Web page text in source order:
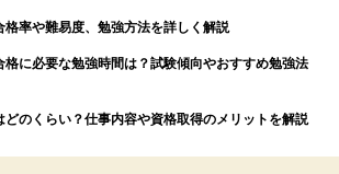
格率や難易度、勉強方法を詳しく解説
格に必要な勉強時間は？試験傾向やおすすめ勉強法
どのくらい？仕事内容や資格取得のメリットを解説